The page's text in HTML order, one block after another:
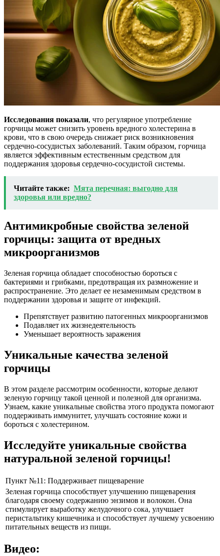
Исследования показали, что регулярное употребление
горчицы может снизить уровень вредного холестерина в
крови, что в свою очередь снижает риск возникновения
сердечно-сосудистых заболеваний. Таким образом, горчица
является эффективным естественным средством для
поддержания здоровья сердечно-сосудистой системы.
Читайте также: Мята перечная: выгодно для
здоровья или вредно?
Антимикробные свойства зеленой
горчицы: защита от вредных
микроорганизмов
Зеленая горчица обладает способностью бороться с
бактериями и грибками, предотвращая их размножение и
распространение. Это делает ее незаменимым средством в
поддержании здоровья и защите от инфекций.
Препятствует развитию патогенных микроорганизмов
Подавляет их жизнедеятельность
Уменьшает вероятность заражения
Уникальные качества зеленой
горчицы
В этом разделе рассмотрим особенности, которые делают
зеленую горчицу такой ценной и полезной для организма.
Узнаем, какие уникальные свойства этого продукта помогают
поддерживать иммунитет, улучшать состояние кожи и
бороться с холестерином.
Исследуйте уникальные свойства
натуральной зеленой горчицы!
Пункт №11: Поддерживает пищеварение
Зеленая горчица способствует улучшению пищеварения
благодаря своему содержанию энзимов и волокон. Она
стимулирует выработку желудочного сока, улучшает
перистальтику кишечника и способствует лучшему усвоению
питательных веществ из пищи.
Видео: